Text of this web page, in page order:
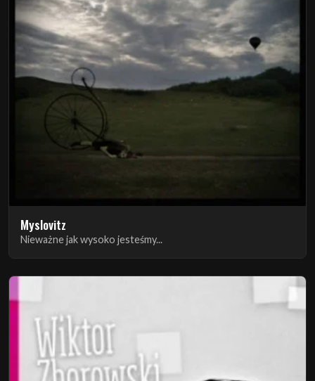
Myslovitz
Nieważne jak wysoko jesteśmy...